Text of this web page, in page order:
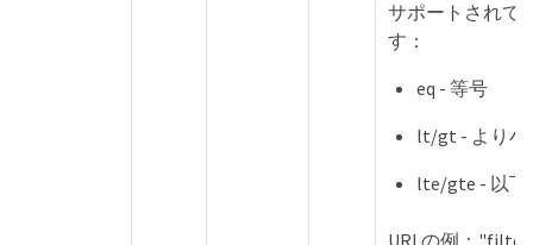
サポートされて
す：
eq - 等号
lt/gt - より小
lte/gte - 以